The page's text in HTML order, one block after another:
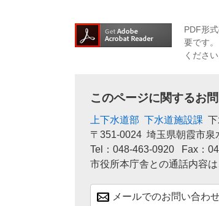
PDF形
要です。
くださ
このページに関するお
上下水道部 下水道施設課
〒351-0024 埼玉県朝霞市泉
Tel：048-463-0920
Fax：
市役所本庁舎との通話内容
メールでのお問い合わ